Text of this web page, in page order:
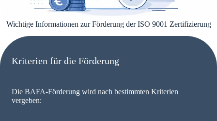
Wichtige Informationen zur Förderung der ISO 9001 Zertifizierung
Kriterien für die Förderung
Die BAFA-Förderung wird nach bestimmten Kriterien
vergeben: